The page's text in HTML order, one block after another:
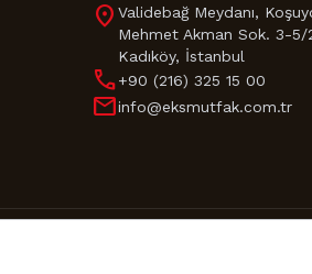
location_on Validebağ Meydanı,
Mehmet Akman Sok. 3-5/
Kadıköy, İstanbul
call+90 (216) 325 15 00
mailinfo@eksmutfak.com.tr